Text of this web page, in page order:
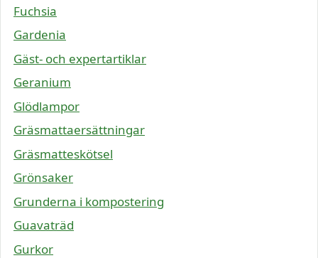
Fuchsia
Gardenia
Gäst- och expertartiklar
Geranium
Glödlampor
Gräsmattaersättningar
Gräsmatteskötsel
Grönsaker
Grunderna i kompostering
Guavaträd
Gurkor